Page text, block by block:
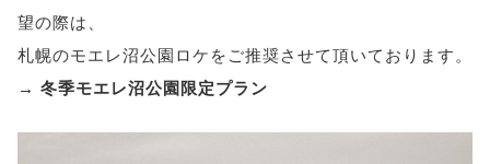
望の際は、
札幌のモエレ沼公園ロケをご推奨させて頂いております。
→ 冬季モエレ沼公園限定プラン